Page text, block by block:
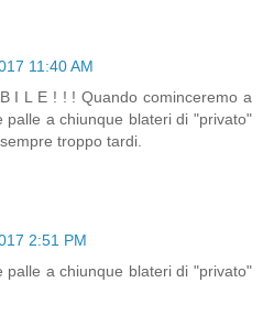
11:40 AM
I L E ! ! ! Quando cominceremo a
palle a chiunque blateri di "privato"
troppo tardi.
2:51 PM
palle a chiunque blateri di "privato"